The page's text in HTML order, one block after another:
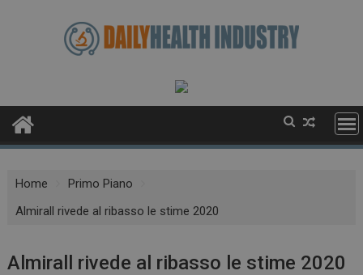
Home
Primo Piano
Almirall rivede al ribasso le stime 2020
Almirall rivede al ribasso le stime 2020